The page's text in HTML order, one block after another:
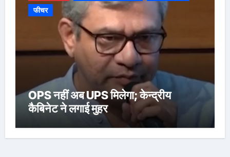
फीचर
OPS नहीं अब UPS मिलेगा; केन्द्रीय
कैबिनेट ने लगाई मुहर